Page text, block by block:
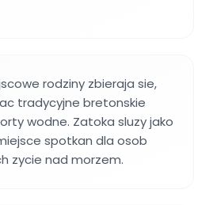
rodziny zbieraja sie,
tradycyjne bretonskie
wodne. Zatoka sluzy jako
spotkan dla osob
zycie nad morzem.